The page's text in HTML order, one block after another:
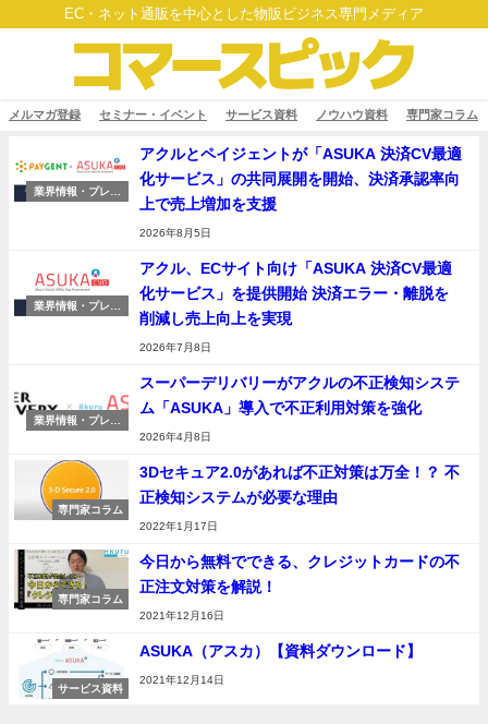
EC・ネット通販を中心とした物販ビジネス専門メディア
メルマガ登録 セミナー・イベント サービス資料 ノウハウ資料 専門家コラム
業界情報・プレス
アクルとペイジェントが「ASUKA 決済CV最適
化サービス」の共同展開を開始、決済承認率向
上で売上増加を支援
2026年8月5日
業界情報・プレス
アクル、ECサイト向け「ASUKA 決済CV最適
化サービス」を提供開始 決済エラー・離脱を
削減し売上向上を実現
2026年7月8日
業界情報・プレス
スーパーデリバリーがアクルの不正検知システ
ム「ASUKA」導入で不正利用対策を強化
2026年4月8日
専門家コラム
3Dセキュア2.0があれば不正対策は万全！？ 不
正検知システムが必要な理由
2022年1月17日
専門家コラム
今日から無料でできる、クレジットカードの不
正注文対策を解説！
2021年12月16日
サービス資料
ASUKA（アスカ）【資料ダウンロード】
2021年12月14日